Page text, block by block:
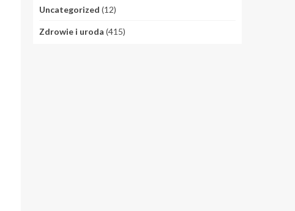
Uncategorized (12)
Zdrowie i uroda (415)